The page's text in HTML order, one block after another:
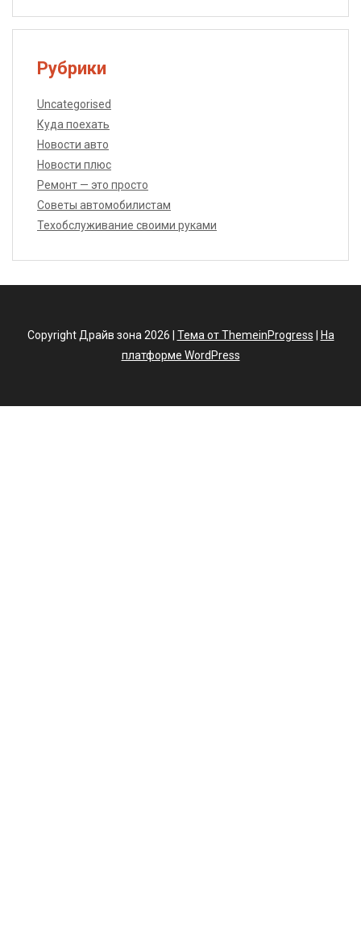
Рубрики
Uncategorised
Куда поехать
Новости авто
Новости плюс
Ремонт — это просто
Советы автомобилистам
Техобслуживание своими руками
Copyright Драйв зона 2026 | Тема от ThemeinProgress
На
платформе WordPress